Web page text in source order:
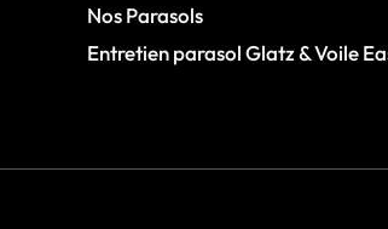
Nos Parasols
Entretien parasol Glatz & Voile